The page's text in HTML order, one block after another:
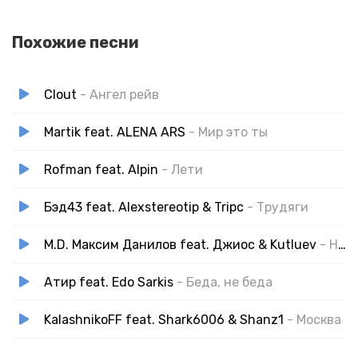
Похожие песни
Clout - Ангел рейв
Martik feat. ALENA ARS - Мир это ты
Rofman feat. Alpin - Лети
Бэд43 feat. Alexstereotip & Tripc - Трудяги
M.D. Максим Данилов feat. Джиос & Kutluev - Не в сети
Атир feat. Edo Sarkis - Беда, не беда
KalashnikoFF feat. Shark6006 & Shanz1 - Москва